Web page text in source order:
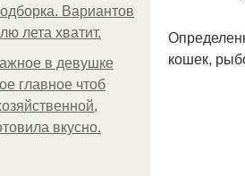
Вариантов
лета хватит.
в девушке
главное чтоб
вкусно.
кошек,